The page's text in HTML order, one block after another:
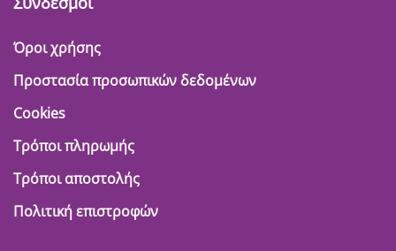
Όροι χρήσης
Προστασία προσωπικών δεδομένων
Cookies
Τρόποι πληρωμής
Τρόποι αποστολής
Πολιτική επιστροφών